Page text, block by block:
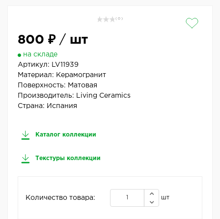
( 0 )
800 ₽/ шт
на складе
Артикул:
LV11939
Материал: Керамогранит
Поверхность: Матовая
Производитель:
Living Ceramics
Страна: Испания
Каталог коллекции
Текстуры коллекции
Количество товара: шт